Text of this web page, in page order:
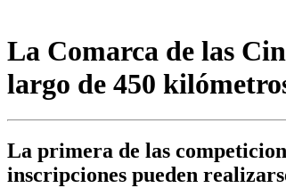
La Comarca de las
largo de 450
La primera de las
inscripciones pueden